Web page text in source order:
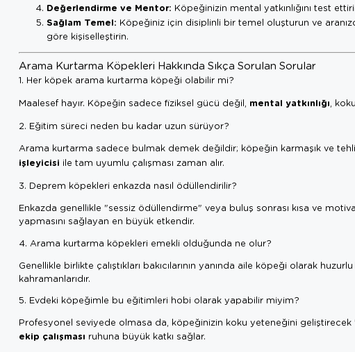
Değerlendirme ve Mentor: Köpeğinizin mental yatkınlığını test
Sağlam Temel: Köpeğiniz için disiplinli bir temel oluşturun ve
göre kişiselleştirin.
Arama Kurtarma Köpekleri Hakkında Sıkça Sorulan Sorular
1. Her köpek arama kurtarma köpeği olabilir mi?
Maalesef hayır. Köpeğin sadece fiziksel gücü değil, mental yatkınlığı ,
2. Eğitim süreci neden bu kadar uzun sürüyor?
Arama kurtarma sadece bulmak demek değildir; köpeğin karmaşık ve
işleyicisi ile tam uyumlu çalışması zaman alır.
3. Deprem köpekleri enkazda nasıl ödüllendirilir?
Enkazda genellikle "sessiz ödüllendirme" veya buluş sonrası kısa ve
yapmasını sağlayan en büyük etkendir.
4. Arama kurtarma köpekleri emekli olduğunda ne olur?
Genellikle birlikte çalıştıkları bakıcılarının yanında aile köpeği olarak
kahramanlarıdır.
5. Evdeki köpeğimle bu eğitimleri hobi olarak yapabilir miyim?
Profesyonel seviyede olmasa da, köpeğinizin koku yeteneğini
ekip çalışması ruhuna büyük katkı sağlar.